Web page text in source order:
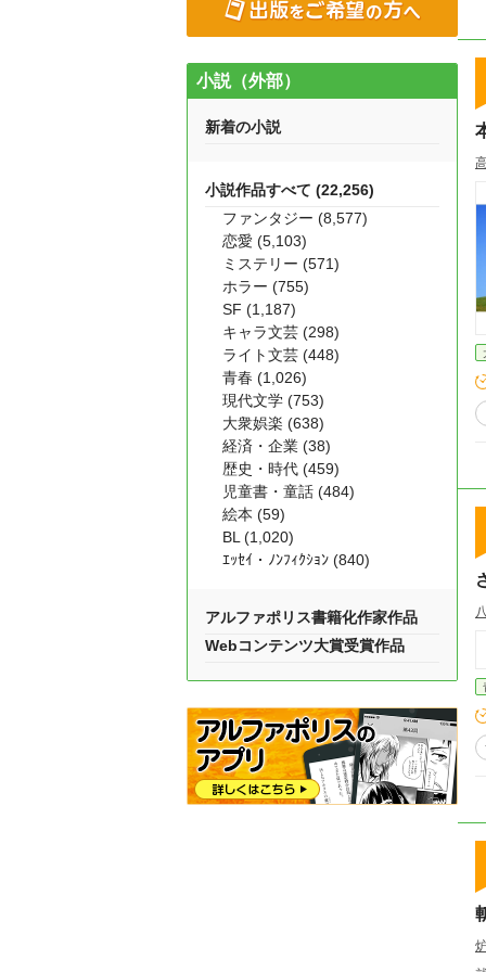
小説（外部）
新着の小説
小説作品すべて (22,256)
ファンタジー (8,577)
恋愛 (5,103)
ミステリー (571)
ホラー (755)
SF (1,187)
キャラ文芸 (298)
ライト文芸 (448)
青春 (1,026)
現代文学 (753)
大衆娯楽 (638)
経済・企業 (38)
歴史・時代 (459)
児童書・童話 (484)
絵本 (59)
BL (1,020)
ｴｯｾｲ・ﾉﾝﾌｨｸｼｮﾝ (840)
アルファポリス書籍化作家作品
Webコンテンツ大賞受賞作品